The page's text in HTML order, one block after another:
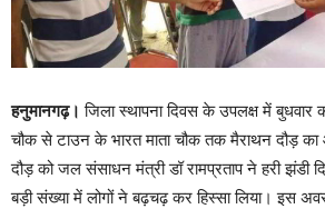
हनुमानगढ़। जिला स्थापना दिवस के उपलक्ष में
चौक से टाउन के भारत माता चौक तक मैराथन दौड़
दौड़ को जल संसाधन मंत्री डॉ रामप्रताप ने हरी झंडी
बड़ी संख्या में लोगों ने बढ़चढ़ कर हिस्सा लिया। इस